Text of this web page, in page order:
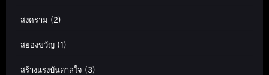
สงคราม (2)
สยองขวัญ (1)
สร้างแรงบันดาลใจ (3)